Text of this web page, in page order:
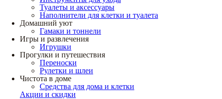
Туалеты и аксессуары
Наполнители для клетки и туалета
Домашний уют
Гамаки и тоннели
Игры и развлечения
Игрушки
Прогулки и путешествия
Переноски
Рулетки и шлеи
Чистота в доме
Средства для дома и клетки
Акции и скидки